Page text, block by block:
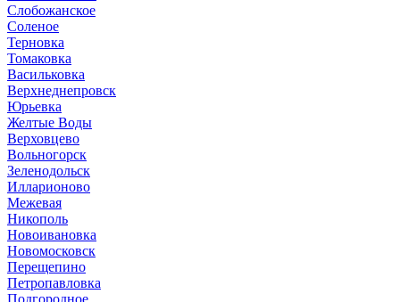
Слобожанское
Соленое
Терновка
Томаковка
Васильковка
Верхнеднепровск
Юрьевка
Желтые Воды
Верховцево
Вольногорск
Зеленодольск
Илларионово
Межевая
Никополь
Новоивановка
Новомосковск
Перещепино
Петропавловка
Подгородное